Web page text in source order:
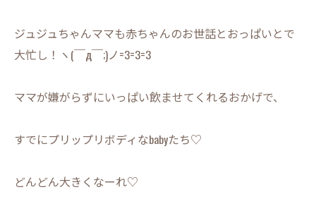
ジュジュちゃんママも赤ちゃんのお世話とおっぱいとで
大忙し！ヽ(￣д￣;)ノ=3=3=3
ママが嫌がらずにいっぱい飲ませてくれるおかげで、
すでにプリップリボディなbabyたち♡
どんどん大きくなーれ♡